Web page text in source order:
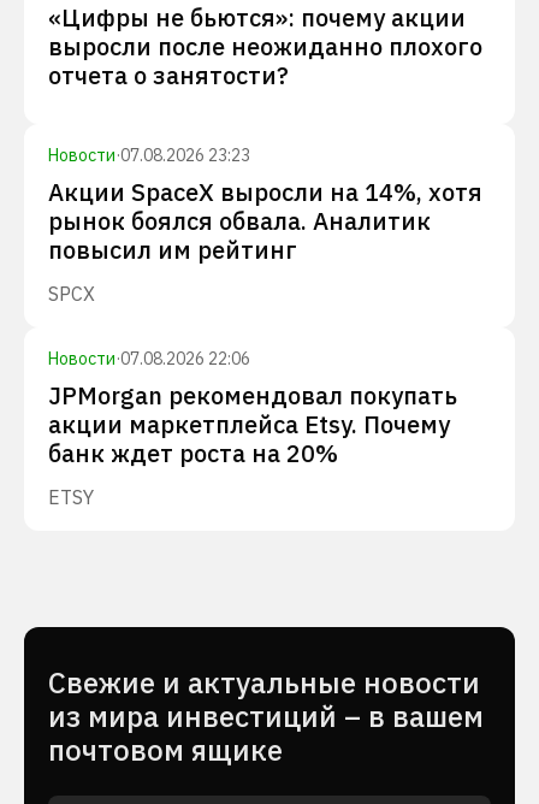
«Цифры не бьются»: почему акции
выросли после неожиданно плохого
отчета о занятости?
Новости·07.08.2026 23:23
Акции SpaceX выросли на 14%, хотя
рынок боялся обвала. Аналитик
повысил им рейтинг
SPCX
Новости·07.08.2026 22:06
JPMorgan рекомендовал покупать
акции маркетплейса Etsy. Почему
банк ждет роста на 20%
ETSY
Cвежие и актуальные новости
из мира инвестиций – в вашем
почтовом ящике